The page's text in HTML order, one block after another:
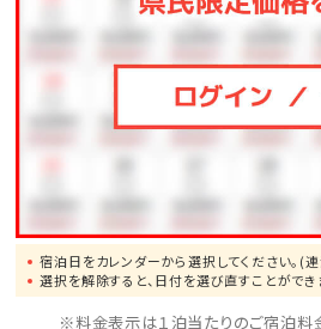
●モンドセレクション受賞作品
店」まで、車で約2分
●崖の下に広がるエメラルドの
車で約10分
●歴代琉球王の居城・首里城まで
宿泊日をカレンダーから選択してください。(
選択を解除すると、日付を選び直すことができ
※料金表示は１泊当たりのご宿泊料金